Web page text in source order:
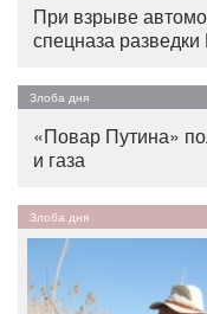
При взрыве
спецназа
Злоба дня
«Повар Путина»
и газа
Злоба дня